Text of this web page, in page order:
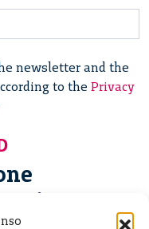
newsletter and the
to the Privacy
ETS